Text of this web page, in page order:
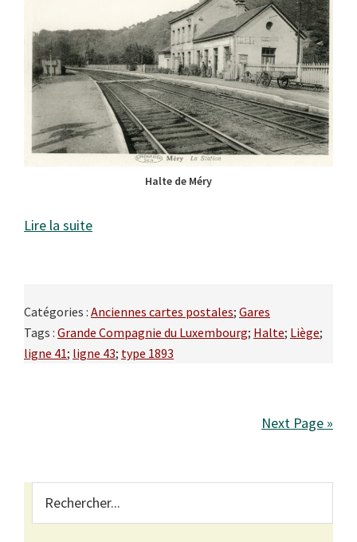
Halte de Méry
Lire la suite
Catégories : Anciennes cartes postales; Gares
Tags : Grande Compagnie du Luxembourg; Halte; Liège;
ligne 41; ligne 43; type 1893
Next Page »
Primary
Sidebar